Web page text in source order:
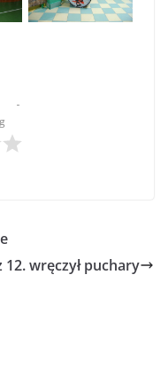
12. wręczył puchary